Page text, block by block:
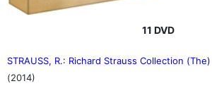
11 DVD
STRAUSS, R.: Richard Strauss Collection
(2014)